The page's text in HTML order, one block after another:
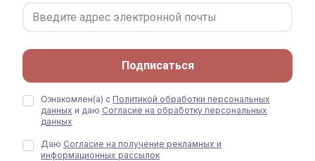
Саржа цв.Чернильный, ш.1.5м,
хлопок-100%, 260гр/м.кв
456 руб. 570 руб.
Саржа цв.Темный василек, ш.1.5м,
хлопок-100%, 260гр/м.кв
Подписаться
Ознакомлен(а) с Политикой обработки персональных
данных и даю Согласие на обработку персональных
данных
Даю Согласие на получение рекламных и
информационных рассылок